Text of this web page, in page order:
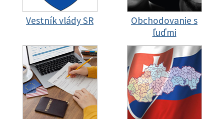
Vestník vlády SR
Obchodovanie s
ľuďmi